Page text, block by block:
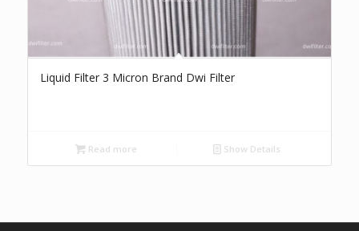
Liquid Filter 3 Micron Brand Dwi Filter
Read more Show Details